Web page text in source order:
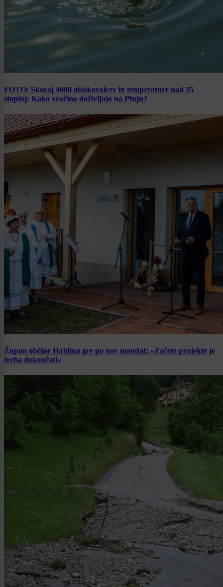
FOTO: Skoraj 4000 obiskovalcev in temperature nad 35
stopinj: Kako vročino doživljajo na Ptuju?
Župan občine Hajdina gre po nov mandat: »Začete projekte je
treba dokončati«